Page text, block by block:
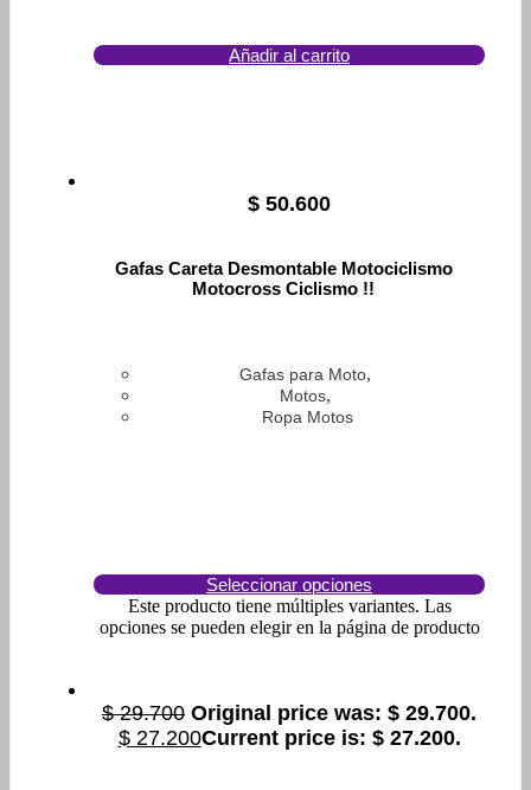
Añadir al carrito
$ 50.600
Gafas Careta Desmontable Motociclismo
Motocross Ciclismo !!
Gafas para Moto,
Motos,
Ropa Motos
Seleccionar opciones
Este producto tiene múltiples variantes. Las
opciones se pueden elegir en la página de producto
$29.700 Original price was: $ 29.700.
$27.200Current price is: $ 27.200.